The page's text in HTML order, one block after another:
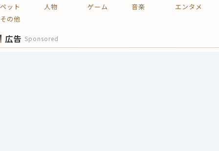
ペット 人物 ゲーム 音楽
エンタメ
その他
広告 Sponsored